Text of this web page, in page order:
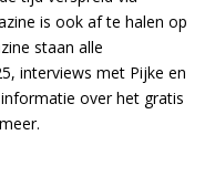
is ook af te halen op
staan alle
interviews met Pijke en
over het gratis